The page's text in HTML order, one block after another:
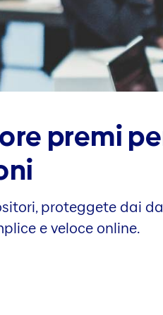
premi
proteggete dai
e veloce online.